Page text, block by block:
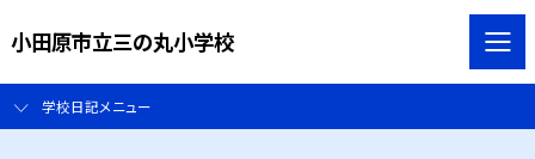
小田原市立三の丸小学校
学校日記メニュー